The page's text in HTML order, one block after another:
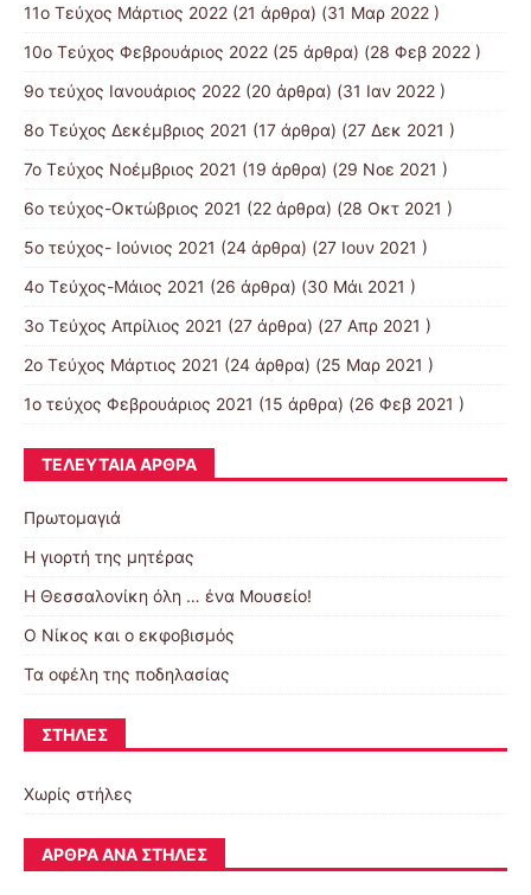
11o Tεύχος Μάρτιος 2022 (21 άρθρα) (31 Μαρ 2022 )
10o Tεύχος Φεβρουάριος 2022 (25 άρθρα) (28 Φεβ 2022 )
9o τεύχος Ιανουάριος 2022 (20 άρθρα) (31 Ιαν 2022 )
8o Tεύχος Δεκέμβριος 2021 (17 άρθρα) (27 Δεκ 2021 )
7o Τεύχος Νοέμβριος 2021 (19 άρθρα) (29 Νοε 2021 )
6ο τεύχος-Οκτώβριος 2021 (22 άρθρα) (28 Οκτ 2021 )
5ο τεύχος- Ιούνιος 2021 (24 άρθρα) (27 Ιουν 2021 )
4o Tεύχος-Μάιος 2021 (26 άρθρα) (30 Μάι 2021 )
3ο Τεύχος Απρίλιος 2021 (27 άρθρα) (27 Απρ 2021 )
2o Tεύχος Μάρτιος 2021 (24 άρθρα) (25 Μαρ 2021 )
1ο τεύχος Φεβρουάριος 2021 (15 άρθρα) (26 Φεβ 2021 )
ΤΕΛΕΥΤΑΊΑ ΆΡΘΡΑ
Πρωτομαγιά
Η γιορτή της μητέρας
Η Θεσσαλονίκη όλη … ένα Μουσείο!
Ο Νίκος και ο εκφοβισμός
Τα οφέλη της ποδηλασίας
ΣΤΉΛΕΣ
Χωρίς στήλες
ΆΡΘΡΑ ΑΝΆ ΣΤΉΛΕΣ